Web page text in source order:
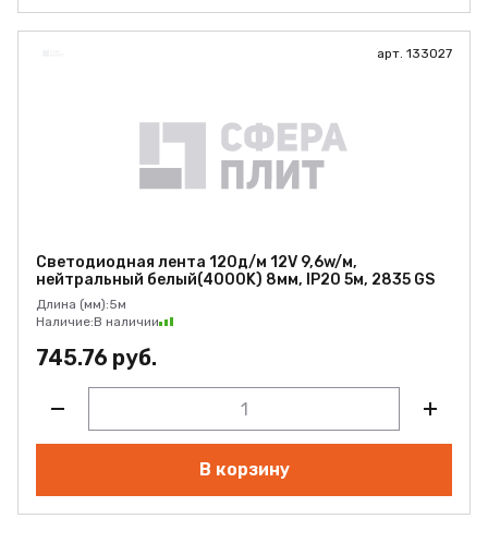
арт. 133027
Светодиодная лента 120д/м 12V 9,6w/м,
нейтральный белый(4000K) 8мм, IP20 5м, 2835 GS
Длина (мм):5м
Наличие:В наличии
745.76 руб.
В корзину